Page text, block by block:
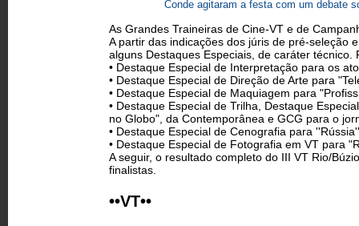
Conde agitaram a festa com um debate
As Grandes Traineiras de Cine-VT e de
A partir das indicações dos júris de pré-seleção
alguns Destaques Especiais, de caráter técnico.
• Destaque Especial de Interpretação para os
• Destaque Especial de Direção de Arte para
• Destaque Especial de Maquiagem para
• Destaque Especial de Trilha, Destaque
no Globo", da Contemporânea e GCG para o
• Destaque Especial de Cenografia para
• Destaque Especial de Fotografia em VT para
A seguir, o resultado completo do III VT Rio/
finalistas.
••VT••